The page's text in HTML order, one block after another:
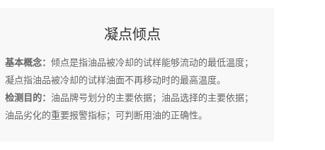
凝点倾点
基本概念： 倾点是指油品被冷却的试样能够流动的最低温度；
凝点指油品被冷却的试样油面不再移动时的最高温度。
检测目的： 油品牌号划分的主要依据；油品选择的主要依据；
油品劣化的重要报警指标；可判断用油的正确性。